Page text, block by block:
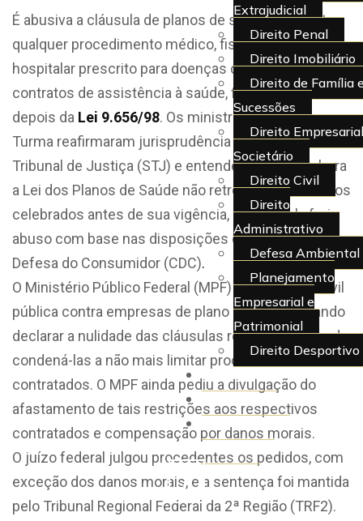
Extrajudicial
Direito Penal
Direito Imobiliário
Direito de Família
Sucessões
Direito
Societário
Direito Civil
Direito
Administrativo
Defesa Ambiental
Planejamento
Empresarial e
Patrimonial
Direito Desportivo
Juridiquês
> Área do
Cliente
X
É abusiva a cláusula de planos de saúde que limite
qualquer procedimento médico, fisioterápico ou
hospitalar prescrito para doenças cobertas nos
contratos de assistência à saúde, firmados antes ou
depois da Lei 9.656/98. Os ministros da Quarta
Turma reafirmaram jurisprudência do Superior
Tribunal de Justiça (STJ) e entenderam que, embora
a Lei dos Planos de Saúde não retroaja aos contratos
celebrados antes de sua vigência, é possível aferir
abuso com base nas disposições do Código de
Defesa do Consumidor (CDC).
O Ministério Público Federal (MPF) ajuizou ação civil
pública contra empresas de plano de saúde visando
declarar a nulidade das cláusulas restritivas, além de
condená-las a não mais limitar procedimentos
contratados. O MPF ainda pediu a divulgação do
afastamento de tais restrições aos respectivos
contratados e compensação por danos morais.
O juízo federal julgou procedentes os pedidos, com
exceção dos danos morais, e a sentença foi mantida
pelo Tribunal Regional Federal da 2ª Região (TRF2).